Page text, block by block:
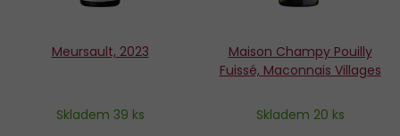
Meursault, 2023
Skladem 39 ks
Maison Champy Pouilly
Fuissé, Maconnais Villages
Skladem 20 ks